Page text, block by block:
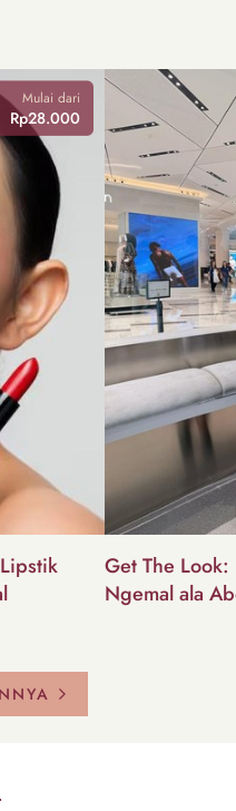
Mulai dari
Rp28.000
Get The
Ngemal ala